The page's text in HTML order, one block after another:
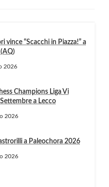
vince “Scacchi in Piazza!” a
2026
Champions Liga Vi
a Lecco
2026
a Paleochora 2026
2026